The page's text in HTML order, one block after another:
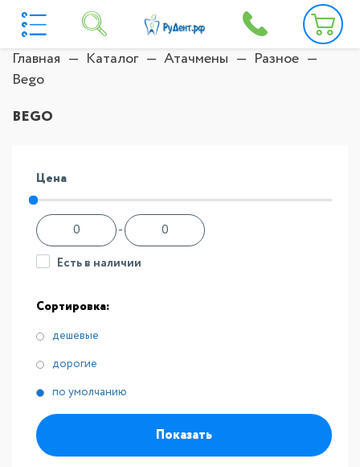
Главная Каталог Атачмены
Разное
Bego
BEGO
Цена
-
Есть в наличии
Сортировка:
дешевые
дорогие
по умолчанию
Показать